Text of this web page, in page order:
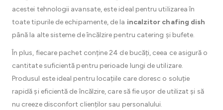
acestei tehnologii avansate, este ideal pentru utilizarea în
toate tipurile de echipamente, de la incalzitor chafing dish
până la alte sisteme de încălzire pentru catering și bufete.
În plus, fiecare pachet conține 24 de bucăți, ceea ce asigură o
cantitate suficientă pentru perioade lungi de utilizare.
Produsul este ideal pentru locațiile care doresc o soluție
rapidă și eficientă de încălzire, care să fie ușor de utilizat și să
nu creeze disconfort clienților sau personalului.